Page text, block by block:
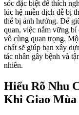
sóc đặc biệt để thích
lúc hệ miễn dịch dễ bị
thể bị ảnh hưởng. Để
quan, việc nắm vững bí
vô cùng quan trọng.
chất sẽ giúp bạn xây
tác nhân gây bệnh và
nhiên.
Hiểu Rõ Nhu
Khi Giao Mùa